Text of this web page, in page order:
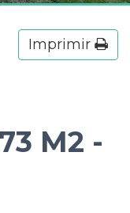
Imprimir
M2 -